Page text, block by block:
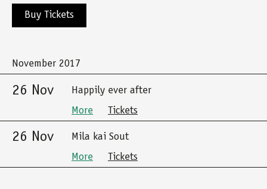
Buy Tickets
November 2017
26 Nov
Happily ever after
More
Tickets
26 Nov
Mila kai Sout
More
Tickets